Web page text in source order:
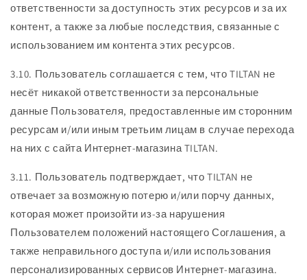
ответственности за доступность этих ресурсов и за их
контент, а также за любые последствия, связанные с
использованием им контента этих ресурсов.
3.10. Пользователь соглашается с тем, что TILTAN не
несёт никакой ответственности за персональные
данные Пользователя, предоставленные им сторонним
ресурсам и/или иным третьим лицам в случае перехода
на них с сайта Интернет-магазина TILTAN.
3.11. Пользователь подтверждает, что TILTAN не
отвечает за возможную потерю и/или порчу данных,
которая может произойти из-за нарушения
Пользователем положений настоящего Соглашения, а
также неправильного доступа и/или использования
персонализированных сервисов Интернет-магазина.